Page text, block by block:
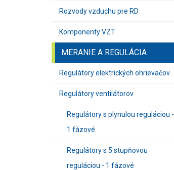
Rozvody vzduchu pre RD
Komponenty VZT
MERANIE A REGULÁCIA
Regulátory elektrických ohrievačov
Regulátory ventilátorov
Regulátory s plynulou reguláciou -
1 fázové
Regulátory s 5 stupňovou
reguláciou - 1 fázové